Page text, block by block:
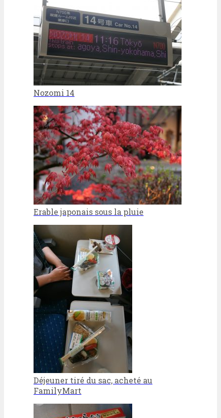
Nozomi 14
Erable japonais sous la pluie
Déjeuner tiré du sac, acheté au
FamilyMart